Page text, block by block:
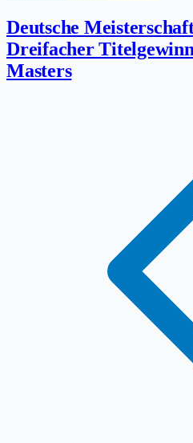
Deutsche
Dreifacher
Masters